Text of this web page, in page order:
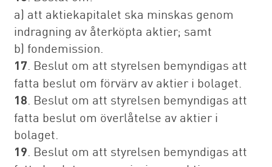
a) att aktiekapitalet ska minskas genom
indragning av återköpta aktier; samt
b) fondemission.
17 . Beslut om att styrelsen bemyndigas att
fatta beslut om förvärv av aktier i bolaget.
18 . Beslut om att styrelsen bemyndigas att
fatta beslut om överlåtelse av aktier i
bolaget.
19 . Beslut om att styrelsen bemyndigas att